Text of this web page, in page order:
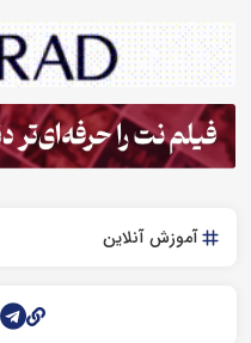
آموزش آنلاین